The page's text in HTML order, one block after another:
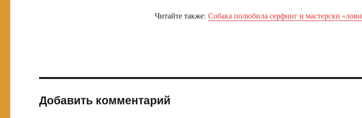
Читайте также: Собака полюбила серфинг и мастерски
Добавить комментарий